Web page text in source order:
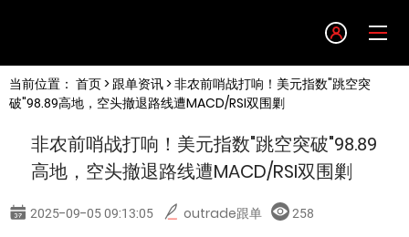
English
简体中文
当前位置： 首页> 跟单资讯> 非农前哨战打响！美元指数"跳空突
破"98.89高地，空头撤退路线遭MACD/RSI双围剿
非农前哨战打响！美元指数"跳空突破"98.89
高地，空头撤退路线遭MACD/RSI双围剿
2025-09-05 09:13:05 outrade跟单 258